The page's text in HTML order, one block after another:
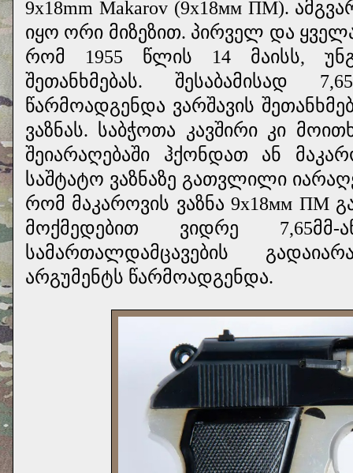
9x18mm Makarov (9х18мм ПМ).
იყო ორი მიზეზით. პირველ და
რომ 1955 წლის 14 მაისს,
შეთანხმებას. შესაბამისად
წარმოადგენდა ვარშავის
ვაზნას. საბჭოთა კავშირი კი
შეიარაღებაში ჰქონდათ ან
საშტატო ვაზნაზე გათვლილი
რომ მაკაროვის ვაზნა 9х18мм ПМ
მოქმედებით ვიდრე
სამართალდამცავების
არგუმენტს წარმოადგენდა.